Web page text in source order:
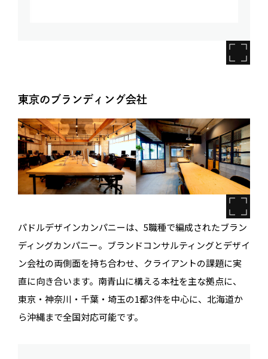
東京のブランディング会社
パドルデザインカンパニーは、5職種で編成されたブラン
ディングカンパニー。ブランドコンサルティングとデザイ
ン会社の両側面を持ち合わせ、クライアントの課題に実
直に向き合います。南青山に構える本社を主な拠点に、
東京・神奈川・千葉・埼玉の1都3件を中心に、北海道か
ら沖縄まで全国対応可能です。